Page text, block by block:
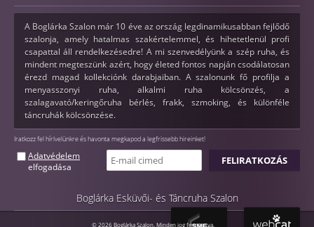
A Boglárka Szalon már 10 éve az ország legdinamikusabban fejlődő
szalonja, amely hatalmas szakértelemmel, és hihetetlenül profi
csapattal áll rendelkezésedre! A mi szenvedélyünk a szép ruha, és
mindent megteszünk azért, hogy életed fontos napján csodálatosan
érezd magad kollekciónk darabjaiban. A szalonunk fő profilja a
menyasszonyi ruha, alkalmi ruha kölcsönzés, a
szalagavató/keringőruha bérlés, frakk, szmoking, és különféle
táncruhák kölcsönzése.
Iratkozz fel hírlvelünkre és havonta megkapod a legfrissebb hireinket!
Adatvédelem
elfogadása
Boglárka Esküvői- és Táncruha Szalon
© 2026 Boglárka Szalon. Minden jog fenntartva.